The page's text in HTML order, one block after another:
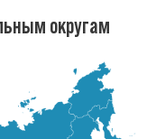
округам